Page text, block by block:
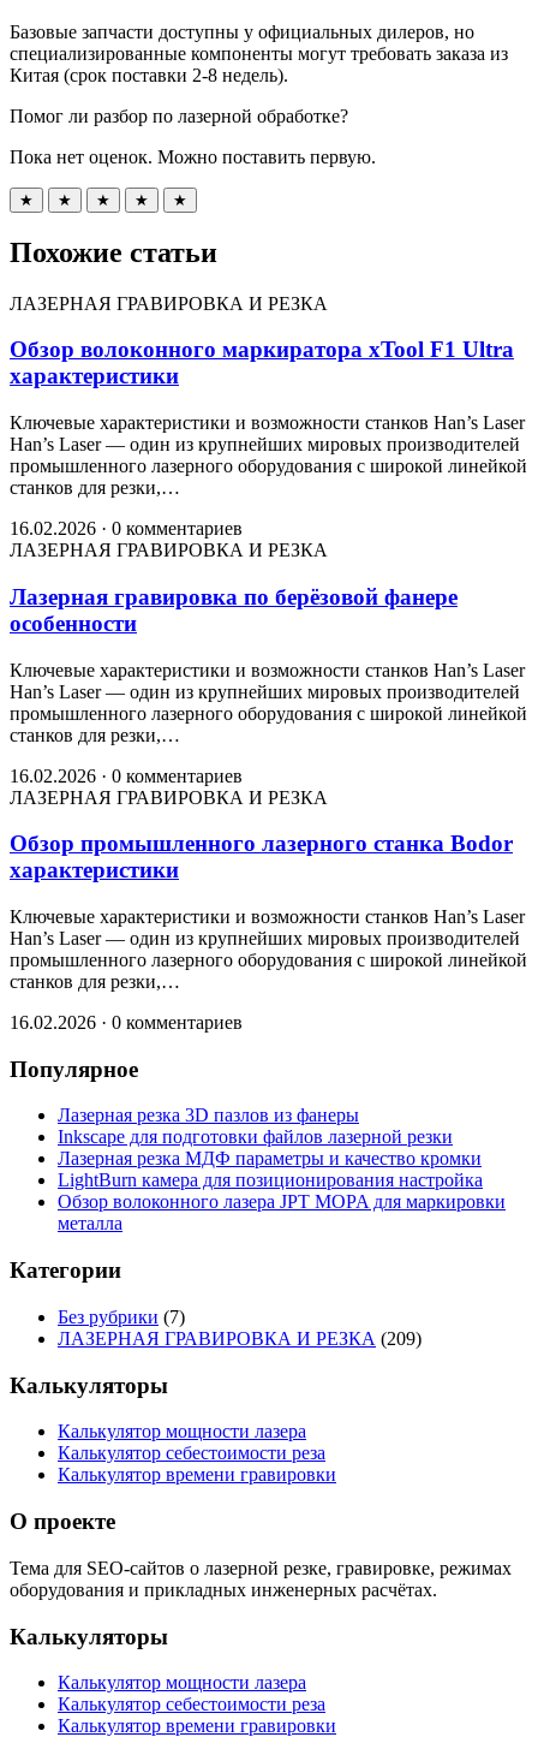
Базовые запчасти доступны у официальных дилеров, но
специализированные компоненты могут требовать заказа из
Китая (срок поставки 2-8 недель).
Помог ли разбор по лазерной обработке?
Пока нет оценок. Можно поставить первую.
★ ★ ★ ★ ★
Похожие статьи
ЛАЗЕРНАЯ ГРАВИРОВКА И РЕЗКА
Обзор волоконного маркиратора xTool F1 Ultra
характеристики
Ключевые характеристики и возможности станков Han’s Laser
Han’s Laser — один из крупнейших мировых производителей
промышленного лазерного оборудования с широкой линейкой
станков для резки,…
16.02.2026 · 0 комментариев
ЛАЗЕРНАЯ ГРАВИРОВКА И РЕЗКА
Лазерная гравировка по берёзовой фанере
особенности
Ключевые характеристики и возможности станков Han’s Laser
Han’s Laser — один из крупнейших мировых производителей
промышленного лазерного оборудования с широкой линейкой
станков для резки,…
16.02.2026 · 0 комментариев
ЛАЗЕРНАЯ ГРАВИРОВКА И РЕЗКА
Обзор промышленного лазерного станка Bodor
характеристики
Ключевые характеристики и возможности станков Han’s Laser
Han’s Laser — один из крупнейших мировых производителей
промышленного лазерного оборудования с широкой линейкой
станков для резки,…
16.02.2026 · 0 комментариев
Популярное
Лазерная резка 3D пазлов из фанеры
Inkscape для подготовки файлов лазерной резки
Лазерная резка МДФ параметры и качество кромки
LightBurn камера для позиционирования настройка
Обзор волоконного лазера JPT MOPA для маркировки
металла
Категории
Без рубрики (7)
ЛАЗЕРНАЯ ГРАВИРОВКА И РЕЗКА (209)
Калькуляторы
Калькулятор мощности лазера
Калькулятор себестоимости реза
Калькулятор времени гравировки
О проекте
Тема для SEO-сайтов о лазерной резке, гравировке, режимах
оборудования и прикладных инженерных расчётах.
Калькуляторы
Калькулятор мощности лазера
Калькулятор себестоимости реза
Калькулятор времени гравировки